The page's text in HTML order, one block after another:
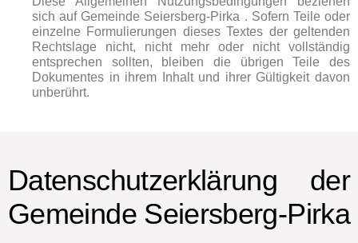
sich auf Gemeinde Seiersberg-Pirka . Sofern Teile oder
einzelne Formulierungen dieses Textes der geltenden
Rechtslage nicht, nicht mehr oder nicht vollständig
entsprechen sollten, bleiben die übrigen Teile des
Dokumentes in ihrem Inhalt und ihrer Gültigkeit davon
unberührt.
Datenschutzerklärung der
Gemeinde Seiersberg-Pirka